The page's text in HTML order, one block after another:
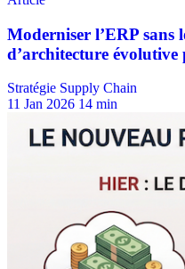
Stratégie Supply Chain
11 Jan 2026 14 min